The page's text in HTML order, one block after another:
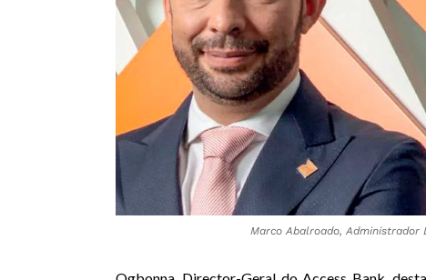
Marco Abalroado, Administrador